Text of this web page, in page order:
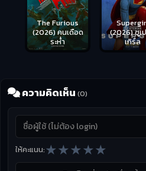
Supergirl
(2026) ซูเปอร์
เกิร์ล
Masters
(2026) นักร
จักรวาล
ความคิดเห็น (0)
ให้คะแนน:★★★★★